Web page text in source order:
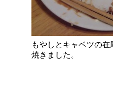
もやしとキャベツの
焼きました。